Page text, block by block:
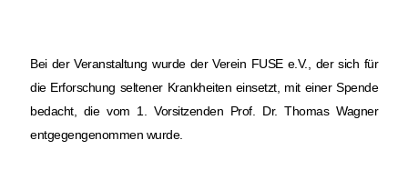
Bei der Veranstaltung wurde der Verein FUSE e.V., der sich für
die Erforschung seltener Krankheiten einsetzt, mit einer Spende
bedacht, die vom 1. Vorsitzenden Prof. Dr. Thomas Wagner
entgegengenommen wurde.